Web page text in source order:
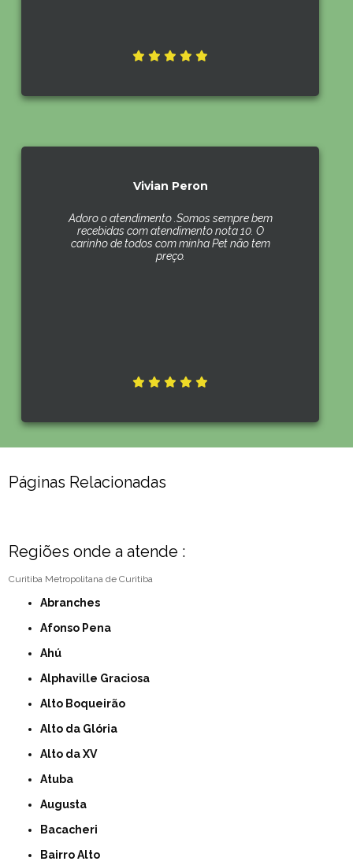
Vivian Peron
Adoro o atendimento .Somos sempre bem
recebidas com atendimento nota 10. O
carinho de todos com minha Pet não tem
preço.
Páginas Relacionadas
Regiões onde a atende :
Curitiba Metropolitana de Curitiba
Abranches
Afonso Pena
Ahú
Alphaville Graciosa
Alto Boqueirão
Alto da Glória
Alto da XV
Atuba
Augusta
Bacacheri
Bairro Alto